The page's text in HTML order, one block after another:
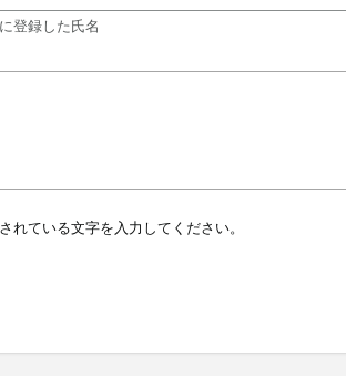
登録した氏名
れている文字を入力してください。